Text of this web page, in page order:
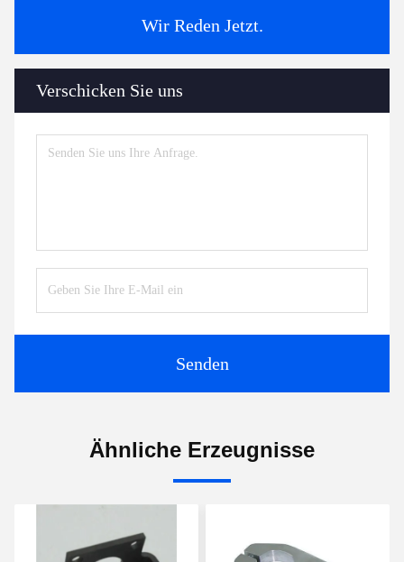
Wir Reden Jetzt.
Verschicken Sie uns
Senden
Ähnliche Erzeugnisse